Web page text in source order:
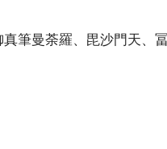
筆曼荼羅、毘沙門天、